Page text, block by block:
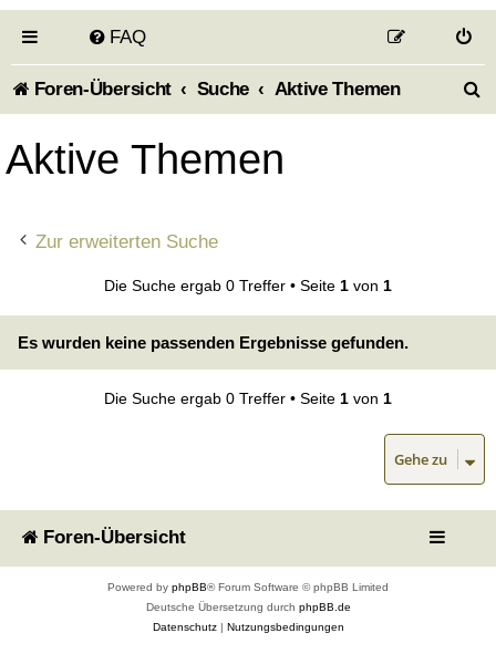
FAQ
Foren-Übersicht Suche Aktive Themen
Aktive Themen
Zur erweiterten Suche
Die Suche ergab 0 Treffer • Seite 1 von 1
Es wurden keine passenden Ergebnisse gefunden.
Die Suche ergab 0 Treffer • Seite 1 von 1
Gehe zu
Foren-Übersicht
Powered by phpBB® Forum Software © phpBB Limited
Deutsche Übersetzung durch phpBB.de
Datenschutz| Nutzungsbedingungen